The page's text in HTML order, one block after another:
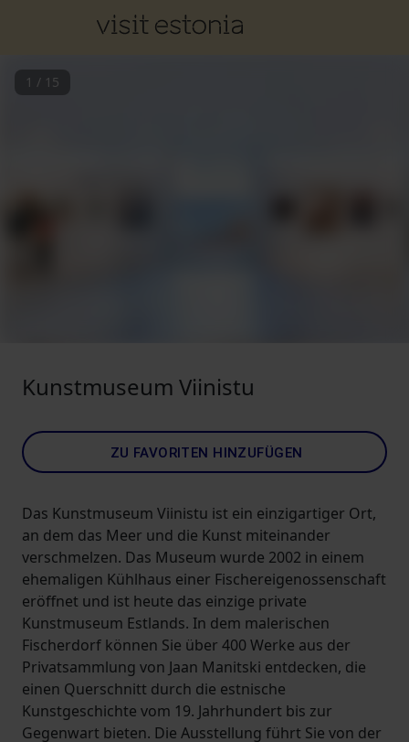
1 / 15
Kunstmuseum Viinistu
ZU FAVORITEN HINZUFÜGEN
Das Kunstmuseum Viinistu ist ein einzigartiger Ort,
an dem das Meer und die Kunst miteinander
verschmelzen. Das Museum wurde 2002 in einem
ehemaligen Kühlhaus einer Fischereigenossenschaft
eröffnet und ist heute das einzige private
Kunstmuseum Estlands. In dem malerischen
Fischerdorf können Sie über 400 Werke aus der
Privatsammlung von Jaan Manitski entdecken, die
einen Querschnitt durch die estnische
Kunstgeschichte vom 19. Jahrhundert bis zur
Gegenwart bieten. Die Ausstellung führt Sie von der